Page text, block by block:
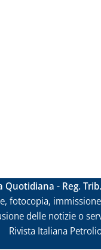
Quotidiana - Reg.
fotocopia,
delle notizie o
Rivista Italiana